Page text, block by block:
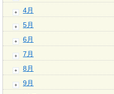
4月
5月
6月
7月
8月
9月